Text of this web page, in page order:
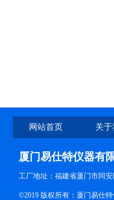
网站首页 关
厦门易仕特仪器有
工厂地址：福建省厦门市同
©2019 版权所有：厦门易仕